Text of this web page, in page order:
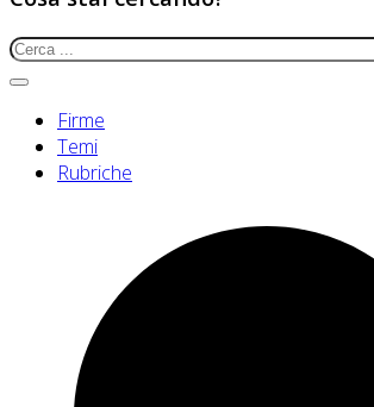
Firme
Temi
Rubriche